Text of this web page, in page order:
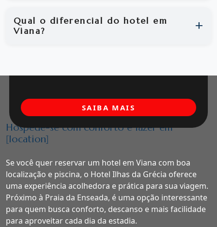
Qual o diferencial do hotel em
Viana?
Hospede-se com conforto e lazer em
[location]
Se você quer reservar um hotel em Viana com boa
localização e piscina, o Hotel Ilhas da Grécia oferece
uma experiência acolhedora e prática para sua viagem.
Próximo à Praia da Enseada, é uma opção interessante
para quem busca conforto, descanso e mais facilidade
para aproveitar cada dia da estadia.
SAIBA MAIS